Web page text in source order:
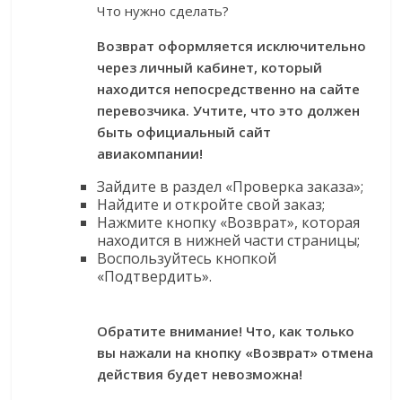
Что нужно сделать?
Возврат оформляется исключительно
через личный кабинет, который
находится непосредственно на сайте
перевозчика. Учтите, что это должен
быть официальный сайт
авиакомпании!
Зайдите в раздел «Проверка заказа»;
Найдите и откройте свой заказ;
Нажмите кнопку «Возврат», которая
находится в нижней части страницы;
Воспользуйтесь кнопкой
«Подтвердить».
Обратите внимание! Что, как только
вы нажали на кнопку «Возврат» отмена
действия будет невозможна!